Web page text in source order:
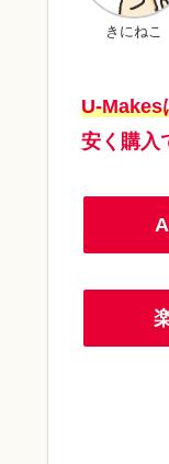
きにねこ
U-Makes
安く購入